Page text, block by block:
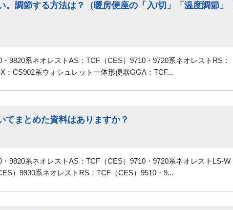
。調節する方法は？（暖房便座の「入/切」「温度調節」
系ネオレストAS：TCF（CES）9710・9720系ネオレストRS：
：CS902系ウォシュレット一体形便器GGA：TCF...
てまとめた資料はありますか？
系ネオレストAS：TCF（CES）9710・9720系ネオレストLS-W
）9930系ネオレストRS：TCF（CES）9510・9...